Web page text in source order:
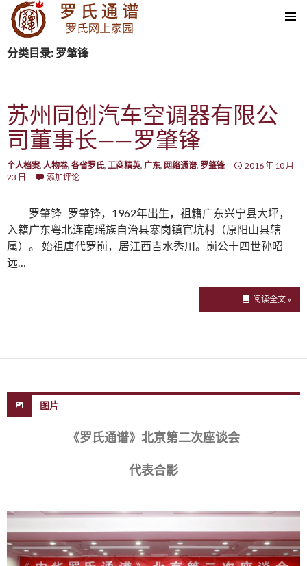
SKIP TO CONTENT
分类目录: 罗肇锋
苏州同创汽车空调器有限公
司董事长——罗肇锋
个人档案, 人物卷, 各省罗氏, 工商精英, 广东, 网络通谱, 罗肇锋
2016 年 10 月
23 日
添加评论
罗肇锋 罗肇锋，1962年出生，祖籍广东兴宁县大坪，
入籍广东粤北连南瑶族自治县寨岗镇官坑村（原阳山县辖
属）。 始祖唐代罗崱，居江西吉水秀川。崱公十四世孙昭
远…
阅读全文 »
图片
《罗氏通谱》北京第二次座谈会
代表合影